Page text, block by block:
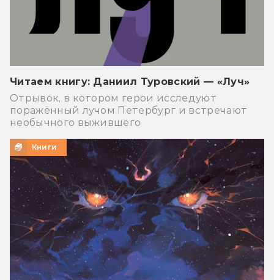
Читаем книгу: Даниил Туровский — «Луч»
Отрывок, в котором герои исследуют
поражённый лучом Петербург и встречают
необычного выжившего
Книги